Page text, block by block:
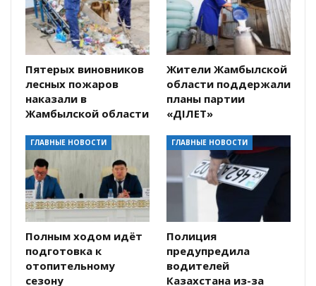
Пятерых виновников
лесных пожаров
наказали в
Жамбылской области
Жители Жамбылской
области поддержали
планы партии
«ӘДІЛЕТ»
ГЛАВНЫЕ НОВОСТИ
Полным ходом идёт
подготовка к
отопительному
сезону
ГЛАВНЫЕ НОВОСТИ
Полиция
предупредила
водителей
Казахстана из-за